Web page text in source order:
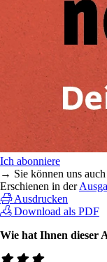
Ich abonniere
→ Sie können uns
Erschienen in der
Ausdrucken
Download als PDF
Wie hat Ihnen dieser